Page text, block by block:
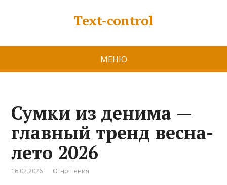
Text-control
МЕНЮ
Сумки из денима —
главный тренд весна-
лето 2026
16.02.2026 Отношения